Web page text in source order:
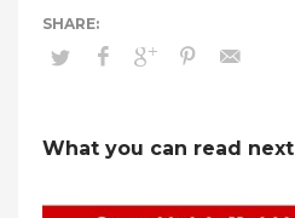
What you can read next